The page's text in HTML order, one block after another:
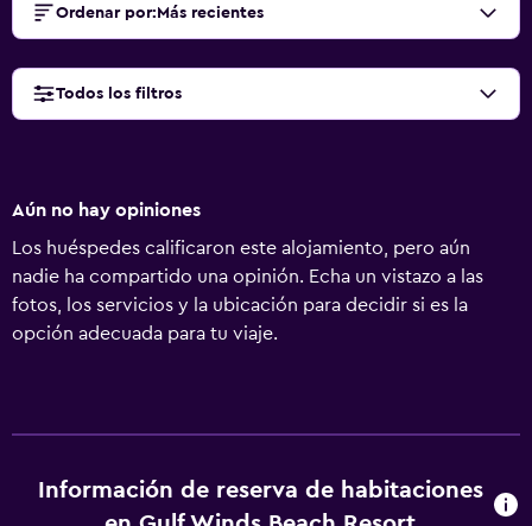
Ordenar por: Más recientes
Todos los filtros
Aún no hay opiniones
Los huéspedes calificaron este alojamiento, pero aún
nadie ha compartido una opinión. Echa un vistazo a las
fotos, los servicios y la ubicación para decidir si es la
opción adecuada para tu viaje.
Información de reserva de habitaciones